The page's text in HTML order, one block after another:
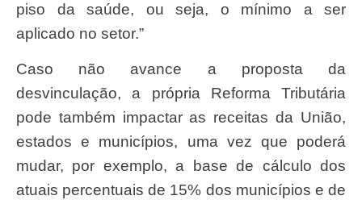
piso da saúde, ou seja, o mínimo a ser
aplicado no setor.”
Caso não avance a proposta da
desvinculação, a própria Reforma Tributária
pode também impactar as receitas da União,
estados e municípios, uma vez que poderá
mudar, por exemplo, a base de cálculo dos
atuais percentuais de 15% dos municípios e de